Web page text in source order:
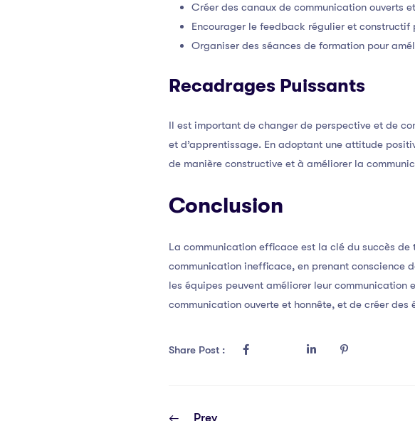
Créer des canaux de communication ouverts
Encourager le feedback régulier et
Organiser des séances de formation pour
Recadrages Puissants
Il est important de changer de perspective et de
et d’apprentissage. En adoptant une attitude
de manière constructive et à améliorer la
Conclusion
La communication efficace est la clé du succès de
communication inefficace, en prenant conscience
les équipes peuvent améliorer leur
communication ouverte et honnête, et de créer
Share Post :
Prev